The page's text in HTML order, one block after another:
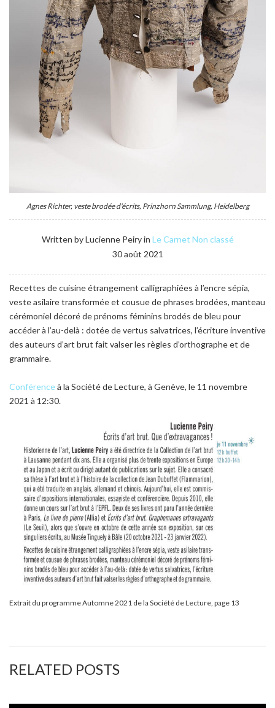
Agnes Richter, veste brodée d'écrits, Prinzhorn Sammlung, Heidelberg
Written by Lucienne Peiry in Le Carnet Non classé
30 août 2021
Recettes de cuisine étrangement calligraphiées à l’encre sépia,
veste asilaire transformée et cousue de phrases brodées, manteau
cérémoniel décoré de prénoms féminins brodés de bleu pour
accéder à l’au-delà : dotée de vertus salvatrices, l’écriture inventive
des auteurs d’art brut fait valser les règles d’orthographe et de
grammaire.
Conférenceà la Société de Lecture, à Genève, le 11 novembre
2021 à 12:30.
Extrait du programme Automne 2021 de la Société de Lecture, page 13
RELATED POSTS